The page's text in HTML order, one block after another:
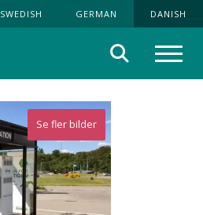
SWEDISH GERMAN DANISH
Søg
Se fler bilder